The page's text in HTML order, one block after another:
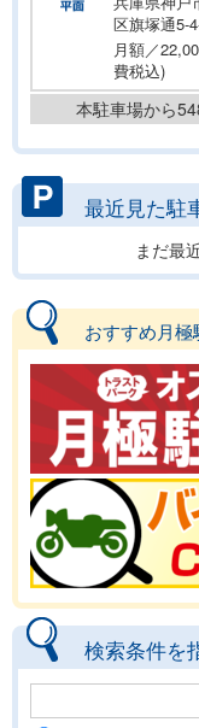
区旗塚通5-
月額／
費税込)
本駐車場から
最近見た駐
まだ最
おすすめ月極
検索条件を